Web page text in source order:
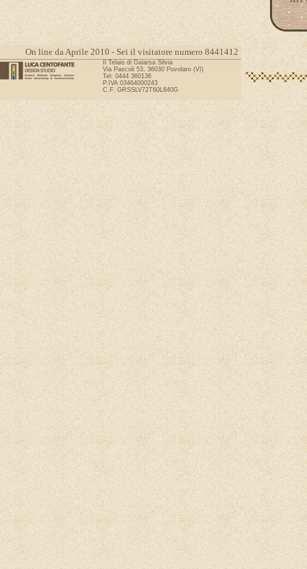
On line da Aprile 2010 - Sei il visitatore numero 8441412
Il Telaio di Gaiarsa Silvia
Via Pascoli 53, 36030 Povolaro (VI)
Tel: 0444 360136
P.IVA 03464000243
C.F. GRSSLV72T60L840G